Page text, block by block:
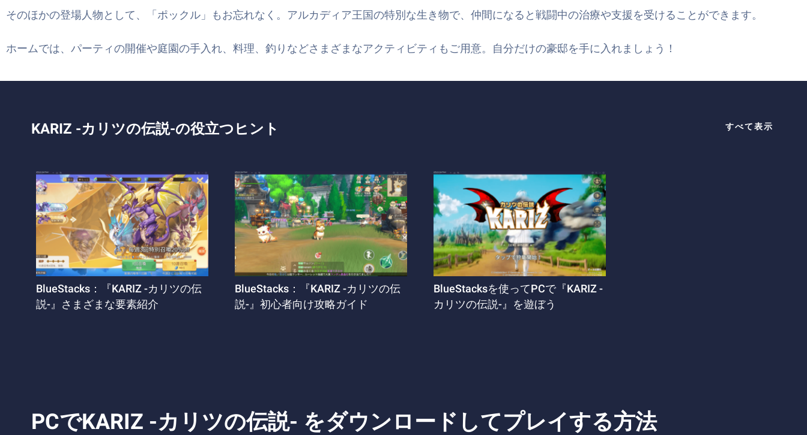
そのほかの登場人物として、「ポックル」もお忘れなく。アルカディア王国の特別な生き物で、仲間になると戦闘中の治療や支援を受けることができます。
ホームでは、パーティの開催や庭園の手入れ、料理、釣りなどさまざまなアクティビティもご用意。自分だけの豪邸を手に入れましょう！
KARIZ -カリツの伝説-の役立つヒント すべて表示
BlueStacks：『KARIZ -カリツの伝
説-』さまざまな要素紹介
BlueStacks：『KARIZ -カリツの伝
説-』初心者向け攻略ガイド
BlueStacksを使ってPCで『KARIZ -
カリツの伝説-』を遊ぼう
PCでKARIZ -カリツの伝説- をダウンロードしてプレイする方法